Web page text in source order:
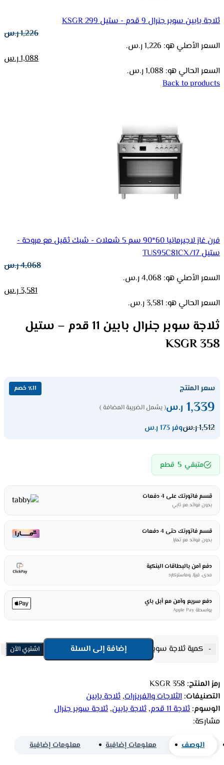
ثلاجة بابين سوبر جنرال 9 قدم - ستيل KSGR 299
1,226ر.س
السعر الأصلي هو: 1,226 ر.س.
1,088ر.س
السعر الحالي هو: 1,088 ر.س.
Back to products
فرن غاز لاجيرمانيا 60*90 سم 5 شعلات - شبك ثقيل مع مروحة -
ستيل TUS95C81CX/17
4,068ر.س
السعر الأصلي هو: 4,068 ر.س.
3,581ر.س
السعر الحالي هو: 3,581 ر.س.
ثلاجة سوبر جنرال بابين 11 قدم – ستيل
KSGR 358
سعر المنتج ٪11 خصم
1,339 ر.س( يشمل الضريبة المضافة )
1,512ر.سوفر 173 ر.س
متبقي 5 قطع
قسم فاتورتك على 4 دفعات
بدون فوائد مع تابي
قسم فاتورتك حتى 4 دفعات
بدون فوائد مع تمارا
دفع آمن بالبطاقات البنكية
مدى، فيزا، وماستركارد
دفع سريع وآمن مع أبل باي
بواسطة Apple Pay
- كمية ثلاجة سوبر جنرال بابين 11 قدم - ستيل KSGR 358 + إضافة إلى السلة اشتري الأن
رمز المنتج: KSGR 358
التصنيفات: الثلاجات والفريزرات, ثلاجة بابين
الوسوم: ثلاجة 11 قدم , ثلاجة بابين, ثلاجة سوبر جنرال
مشاركة:
الوصف معلومات إضافية معلومات إضافية